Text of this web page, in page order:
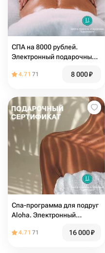
СПА на 8000 рублей.
Электронный подарочный
4.71 71 8 000₽
Спа-программа для подруг
Aloha. Электронный
СПА4.71 71 16 000₽